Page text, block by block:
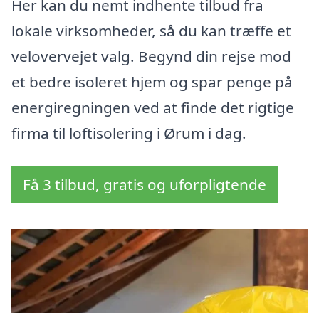
Her kan du nemt indhente tilbud fra
lokale virksomheder, så du kan træffe et
velovervejet valg. Begynd din rejse mod
et bedre isoleret hjem og spar penge på
energiregningen ved at finde det rigtige
firma til loftisolering i Ørum i dag.
Få 3 tilbud, gratis og uforpligtende